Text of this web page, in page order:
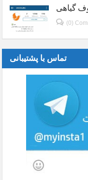
گیاهی
(0)
تماس با پشتیبانی